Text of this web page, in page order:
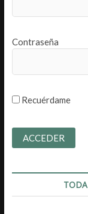
Contraseña
Recuérdame